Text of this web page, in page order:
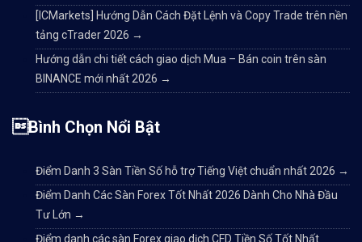
[ICMarkets] Hướng Dẫn Cách Đặt Lệnh và Copy Trade trên nền
tảng cTrader 2026 →
Hướng dẫn chi tiết cách giao dịch Mua – Bán coin trên sàn
BINANCE mới nhất 2026 →
Bình Chọn Nổi Bật
Điểm Danh 3 Sàn Tiền Số hỗ trợ Tiếng Việt chuẩn nhất 2026 →
Điểm Danh Các Sàn Forex Tốt Nhất 2026 Dành Cho Nhà Đầu
Tư Lớn →
Điểm danh các sàn Forex giao dịch CFD Tiền Số Tốt Nhất